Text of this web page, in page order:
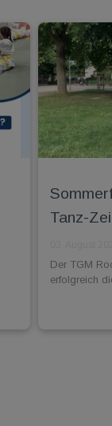
Tanz-
Der TGM
erfolgreich